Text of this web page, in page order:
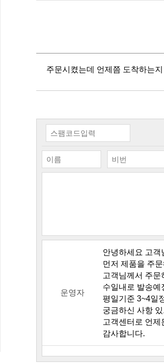
주문시켰는데 언제쯤 도착하는
운영자
안녕하세요 고객
먼저 제품을 주
고객님께서 주문
수일내로 발송예
평일기준 3~4일
궁금하신 사항
고객센터로 언
감사합니다.